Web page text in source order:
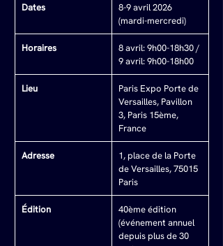
Dates
8-9 avril 2026
(mardi-mercredi)
Horaires
8 avril: 9h00-18h30 /
9 avril: 9h00-18h00
Lieu
Paris Expo Porte de
Versailles, Pavillon
3, Paris 15ème,
France
Adresse
1, place de la Porte
de Versailles, 75015
Paris
Édition
40ème édition
(événement annuel
depuis plus de 30